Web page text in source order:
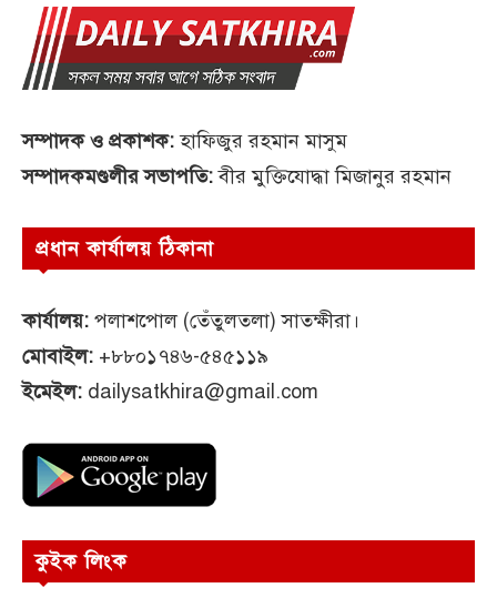
সম্পাদক ও প্রকাশক:হাফিজুর রহমান মাসুম
সম্পাদকমণ্ডলীর সভাপতি:বীর মুক্তিযোদ্ধা মিজানুর রহমান
প্রধান কার্যালয় ঠিকানা
কার্যালয়: পলাশপোল (তেঁতুলতলা) সাতক্ষীরা।
মোবাইল: +৮৮০১৭৪৬-৫৪৫১১৯
ইমেইল: dailysatkhira@gmail.com
কুইক লিংক